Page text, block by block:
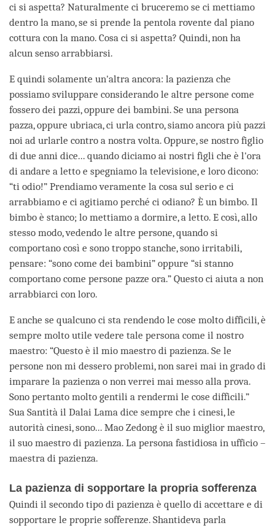
ci si aspetta? Naturalmente ci bruceremo se ci mettiamo
dentro la mano, se si prende la pentola rovente dal piano
cottura con la mano. Cosa ci si aspetta? Quindi, non ha
alcun senso arrabbiarsi.
E quindi solamente un'altra ancora: la pazienza che
possiamo sviluppare considerando le altre persone come
fossero dei pazzi, oppure dei bambini. Se una persona
pazza, oppure ubriaca, ci urla contro, siamo ancora più pazzi
noi ad urlarle contro a nostra volta. Oppure, se nostro figlio
di due anni dice... quando diciamo ai nostri figli che è l'ora
di andare a letto e spegniamo la televisione, e loro dicono:
“ti odio!” Prendiamo veramente la cosa sul serio e ci
arrabbiamo e ci agitiamo perché ci odiano? È un bimbo. Il
bimbo è stanco; lo mettiamo a dormire, a letto. E così, allo
stesso modo, vedendo le altre persone, quando si
comportano così e sono troppo stanche, sono irritabili,
pensare: “sono come dei bambini” oppure “si stanno
comportano come persone pazze ora.” Questo ci aiuta a non
arrabbiarci con loro.
E anche se qualcuno ci sta rendendo le cose molto difficili, è
sempre molto utile vedere tale persona come il nostro
maestro: “Questo è il mio maestro di pazienza. Se le
persone non mi dessero problemi, non sarei mai in grado di
imparare la pazienza o non verrei mai messo alla prova.
Sono pertanto molto gentili a rendermi le cose difficili.”
Sua Santità il Dalai Lama dice sempre che i cinesi, le
autorità cinesi, sono... Mao Zedong è il suo miglior maestro,
il suo maestro di pazienza. La persona fastidiosa in ufficio –
maestra di pazienza.
La pazienza di sopportare la propria sofferenza
Quindi il secondo tipo di pazienza è quello di accettare e di
sopportare le proprie sofferenze. Shantideva parla